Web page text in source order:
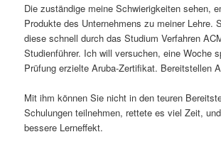
Die zuständige meine Schwierigkeiten sehen,
Produkte des Unternehmens zu meiner Lehre.
diese schnell durch das Studium Verfahren
Studienführer. Ich will versuchen, eine Woche
Prüfung erzielte Aruba-Zertifikat. Bereitstellen
Mit ihm können Sie nicht in den teuren
Schulungen teilnehmen, rettete es viel Zeit,
bessere Lerneffekt.